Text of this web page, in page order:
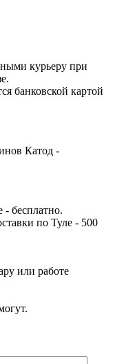
курьеру при
банковской картой
Катод -
- бесплатно.
по Туле - 500
или работе